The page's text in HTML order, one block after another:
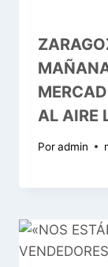
AL AIRE
Poradmin